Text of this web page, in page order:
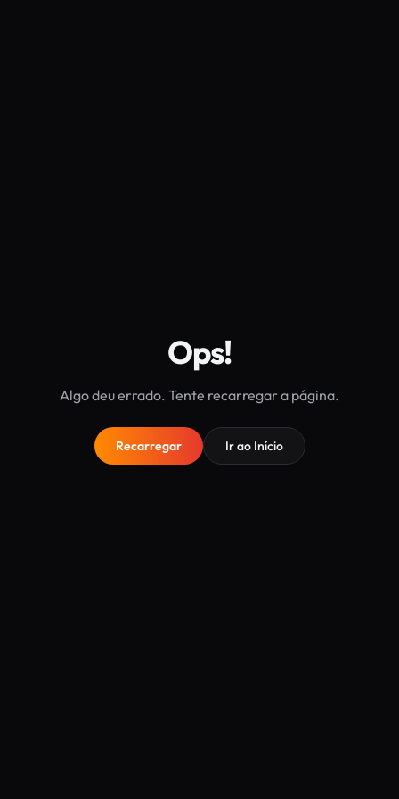
Ops!
Algo deu errado. Tente recarregar a página.
Recarregar Ir ao Início